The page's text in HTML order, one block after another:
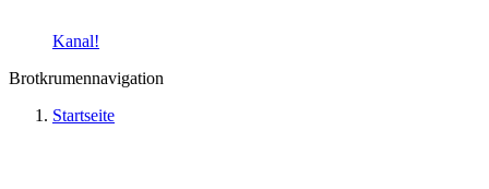
Kanal!
Brotkrumennavigation
Startseite